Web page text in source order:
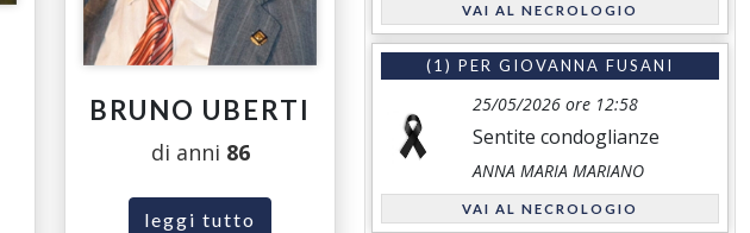
BRUNO UBERTI
di anni 86
leggi tutto
VAI AL NECROLOGIO
(1) PER GIOVANNA FUSANI
25/05/2026 ore 12:58
Sentite condoglianze
ANNA MARIA MARIANO
VAI AL NECROLOGIO